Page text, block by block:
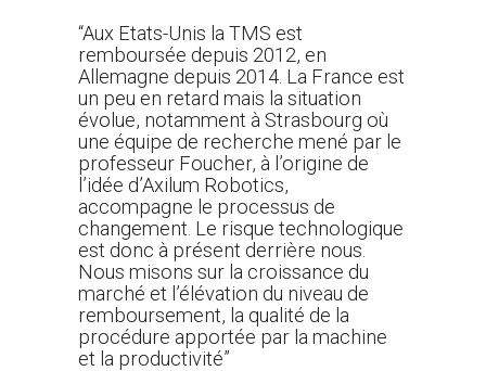
“Aux Etats-Unis la TMS est
remboursée depuis 2012, en
Allemagne depuis 2014. La France est
un peu en retard mais la situation
évolue, notamment à Strasbourg où
une équipe de recherche mené par le
professeur Foucher, à l’origine de
l’idée d’Axilum Robotics,
accompagne le processus de
changement. Le risque technologique
est donc à présent derrière nous.
Nous misons sur la croissance du
marché et l’élévation du niveau de
remboursement, la qualité de la
procédure apportée par la machine
et la productivité”